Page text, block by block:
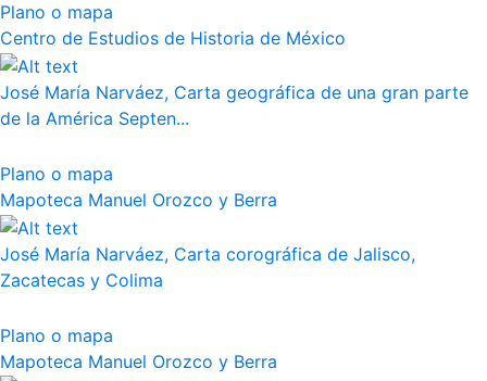
Plano o mapa
Centro de Estudios de Historia de México
José María Narváez, Carta geográfica de una gran parte
de la América Septen...
Plano o mapa
Mapoteca Manuel Orozco y Berra
José María Narváez, Carta corográfica de Jalisco,
Zacatecas y Colima
Plano o mapa
Mapoteca Manuel Orozco y Berra